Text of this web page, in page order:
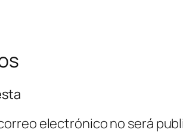
electrónico no será